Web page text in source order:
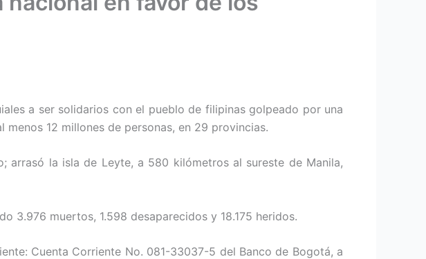
a ser solidarios con el pueblo de filipinas golpeado por una
12 millones de personas, en 29 provincias.
arrasó la isla de Leyte, a 580 kilómetros al sureste de Manila,
3.976 muertos, 1.598 desaparecidos y 18.175 heridos.
Cuenta Corriente No. 081-33037-5 del Banco de Bogotá, a